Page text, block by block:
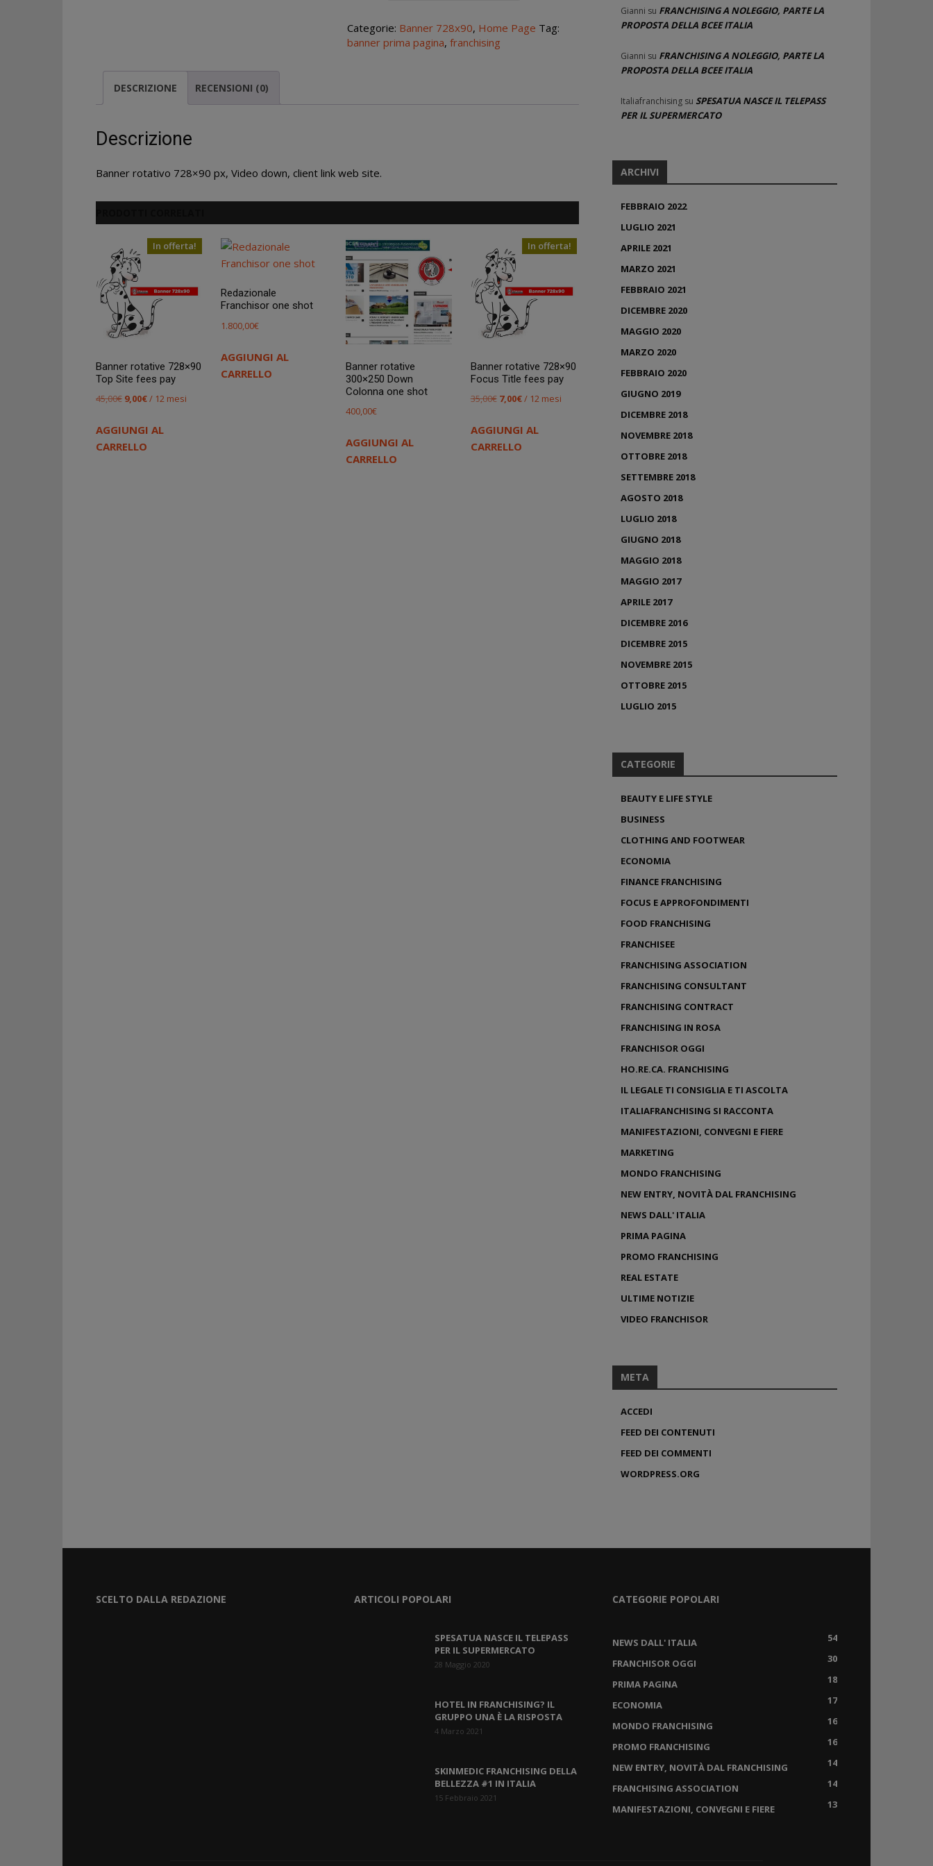
Video
fees
Categorie: Banner 728x90, Home Page Tag:
banner prima pagina, franchising
DESCRIZIONE RECENSIONI (0)
Descrizione
Banner rotativo 728×90 px, Video down, client link web site.
In offerta!
Banner rotative 728×90
Top Site fees pay
45,00€ Il
originale
era:
9,00€Il
attuale
/ 12 mesi
AGGIUNGI AL
CARRELLO
Redazionale
Franchisor one shot
1.800,00€
AGGIUNGI AL
CARRELLO
Banner rotative
300×250 Down
Colonna one shot
400,00€
AGGIUNGI AL
CARRELLO
In offerta!
Banner rotative 728×90
Focus Title fees pay
35,00€ Il
originale
era:
7,00€Il
attuale
è:
/ 12 mesi
AGGIUNGI AL
CARRELLO
Gianni su FRANCHISING A NOLEGGIO, PARTE LA
PROPOSTA DELLA BCEE ITALIA
Gianni su FRANCHISING A NOLEGGIO, PARTE LA
PROPOSTA DELLA BCEE ITALIA
Italiafranchising su SPESATUA NASCE IL TELEPASS
PER IL SUPERMERCATO
ARCHIVI
FEBBRAIO 2022
LUGLIO 2021
APRILE 2021
MARZO 2021
FEBBRAIO 2021
DICEMBRE 2020
MAGGIO 2020
MARZO 2020
FEBBRAIO 2020
GIUGNO 2019
DICEMBRE 2018
NOVEMBRE 2018
OTTOBRE 2018
SETTEMBRE 2018
AGOSTO 2018
LUGLIO 2018
GIUGNO 2018
MAGGIO 2018
MAGGIO 2017
APRILE 2017
DICEMBRE 2016
DICEMBRE 2015
NOVEMBRE 2015
OTTOBRE 2015
LUGLIO 2015
CATEGORIE
BEAUTY E LIFE STYLE
BUSINESS
CLOTHING AND FOOTWEAR
ECONOMIA
FINANCE FRANCHISING
FOCUS E APPROFONDIMENTI
FOOD FRANCHISING
FRANCHISEE
FRANCHISING ASSOCIATION
FRANCHISING CONSULTANT
FRANCHISING CONTRACT
FRANCHISING IN ROSA
FRANCHISOR OGGI
HO.RE.CA. FRANCHISING
IL LEGALE TI CONSIGLIA E TI ASCOLTA
ITALIAFRANCHISING SI RACCONTA
MANIFESTAZIONI, CONVEGNI E FIERE
MARKETING
MONDO FRANCHISING
NEW ENTRY, NOVITÀ DAL FRANCHISING
NEWS DALL' ITALIA
PRIMA PAGINA
PROMO FRANCHISING
REAL ESTATE
ULTIME NOTIZIE
VIDEO FRANCHISOR
META
ACCEDI
FEED DEI CONTENUTI
FEED DEI COMMENTI
WORDPRESS.ORG
SCELTO DALLA REDAZIONE ARTICOLI POPOLARI
SPESATUA NASCE IL TELEPASS
PER IL SUPERMERCATO
28 Maggio 2020
HOTEL IN FRANCHISING? IL
GRUPPO UNA È LA RISPOSTA
4 Marzo 2021
SKINMEDIC FRANCHISING DELLA
BELLEZZA #1 IN ITALIA
15 Febbraio 2021
CATEGORIE POPOLARI
NEWS DALL' ITALIA 54
FRANCHISOR OGGI 30
PRIMA PAGINA 18
ECONOMIA 17
MONDO FRANCHISING 16
PROMO FRANCHISING 16
NEW ENTRY, NOVITÀ DAL FRANCHISING 14
FRANCHISING ASSOCIATION 14
MANIFESTAZIONI, CONVEGNI E FIERE 13